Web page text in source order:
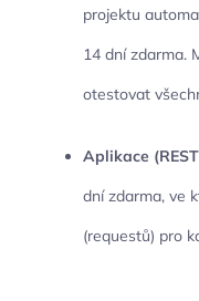
projektu
14 dní zdarma.
otestovat
Aplikace
dní zdarma, ve
(requestů) pro